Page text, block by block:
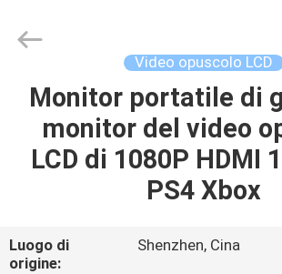
CASA
PRODOTTI
NOI
Reserved.
Video opuscolo LCD
Monitor portatile di
monitor del video
LCD di 1080P HDMI
PS4 Xbox
Luogo di
origine:
Shenzhen, Cina